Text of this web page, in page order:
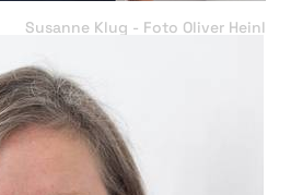
Susanne Klug - Foto Oliver Heinl